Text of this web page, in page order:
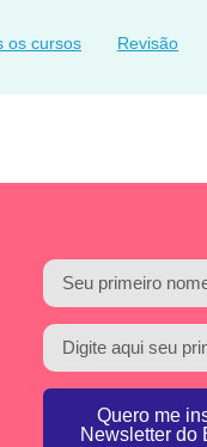
os cursos Revisão
Quero me
Newsletter do